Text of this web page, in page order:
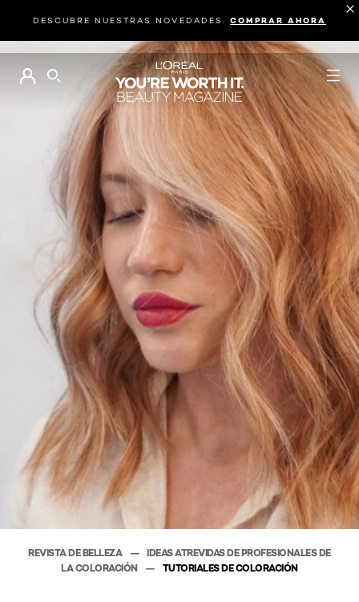
DESCUBRE NUESTRAS NOVEDADES. COMPRAR AHORA
BUSCAR
REVISTA DE BELLEZA
IDEAS ATREVIDAS DE PROFESIONALES DE
LA COLORACIÓN
TUTORIALES DE COLORACIÓN